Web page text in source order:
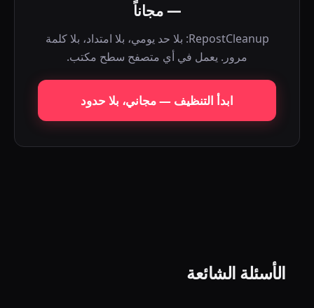
— مجاناً
RepostCleanup: بلا حد يومي، بلا امتداد، بلا كلمة
مرور. يعمل في أي متصفح سطح مكتب.
ابدأ التنظيف — مجاني، بلا حدود
الأسئلة الشائعة